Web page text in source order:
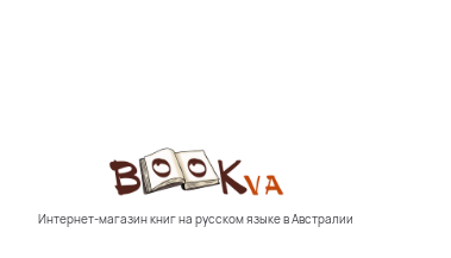
Интернет-магазин книг на русском языке в Австралии